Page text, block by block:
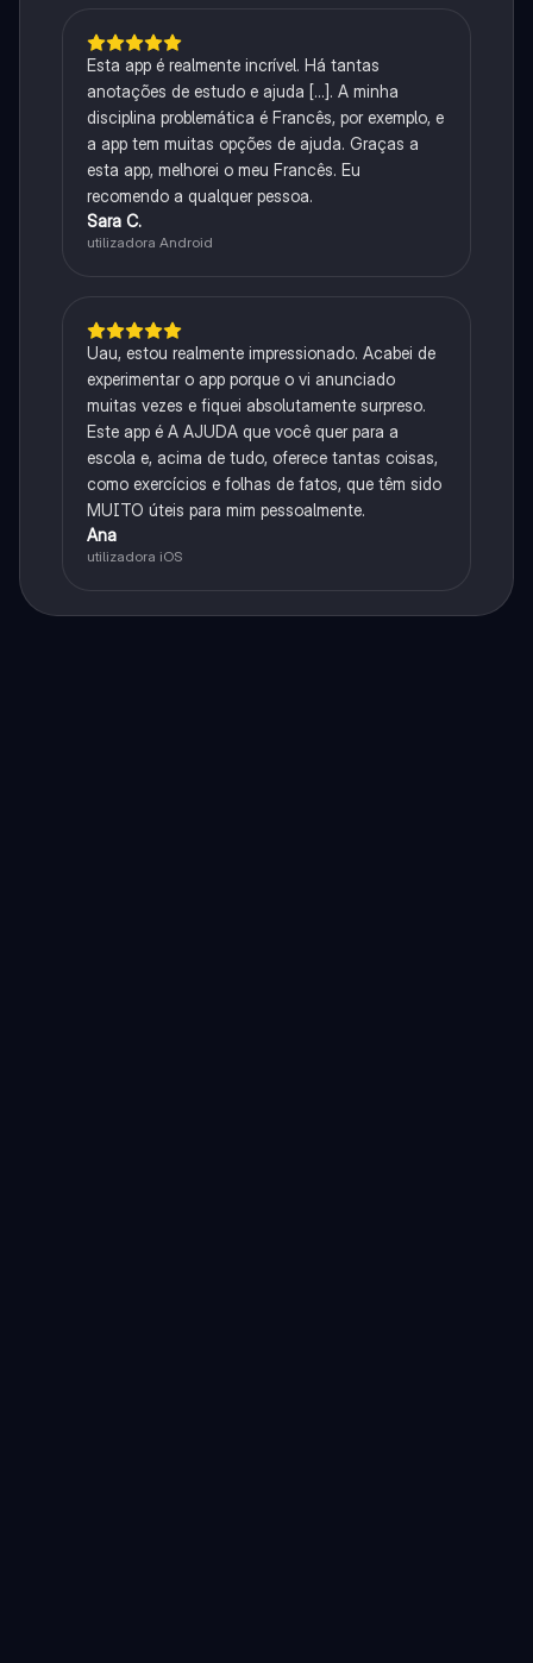
Esta app é realmente incrível. Há tantas
anotações de estudo e ajuda [...]. A minha
disciplina problemática é Francês, por exemplo, e
a app tem muitas opções de ajuda. Graças a
esta app, melhorei o meu Francês. Eu
recomendo a qualquer pessoa.
Sara C.
utilizadora Android
Uau, estou realmente impressionado. Acabei de
experimentar o app porque o vi anunciado
muitas vezes e fiquei absolutamente surpreso.
Este app é A AJUDA que você quer para a
escola e, acima de tudo, oferece tantas coisas,
como exercícios e folhas de fatos, que têm sido
MUITO úteis para mim pessoalmente.
Ana
utilizadora iOS